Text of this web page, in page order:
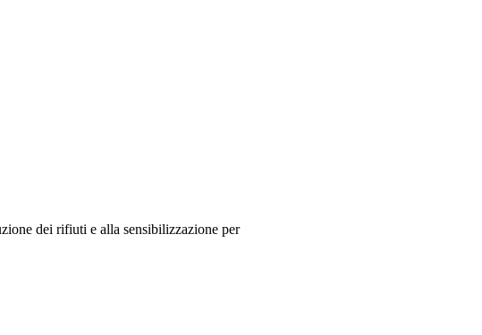
dei rifiuti e alla sensibilizzazione per